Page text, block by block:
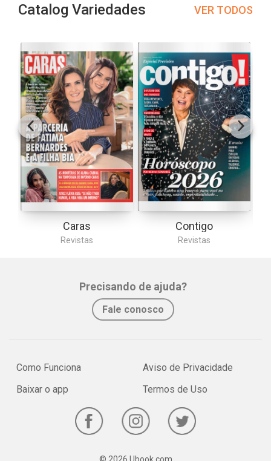
Catalog Variedades VER TODOS
Caras
Revistas
Contigo
Revistas
Precisando de ajuda?
Fale conosco
Como Funciona
Baixar o app
Aviso de Privacidade
Termos de Uso